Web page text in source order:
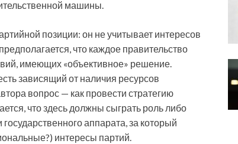
машины.
позиции: он не учитывает интересов
что каждое правительство
имеющих «объективное» решение.
зависящий от наличия ресурсов
вопрос — как провести стратегию
что здесь должны сыграть роль либо
аппарата, за который
интересы партий.